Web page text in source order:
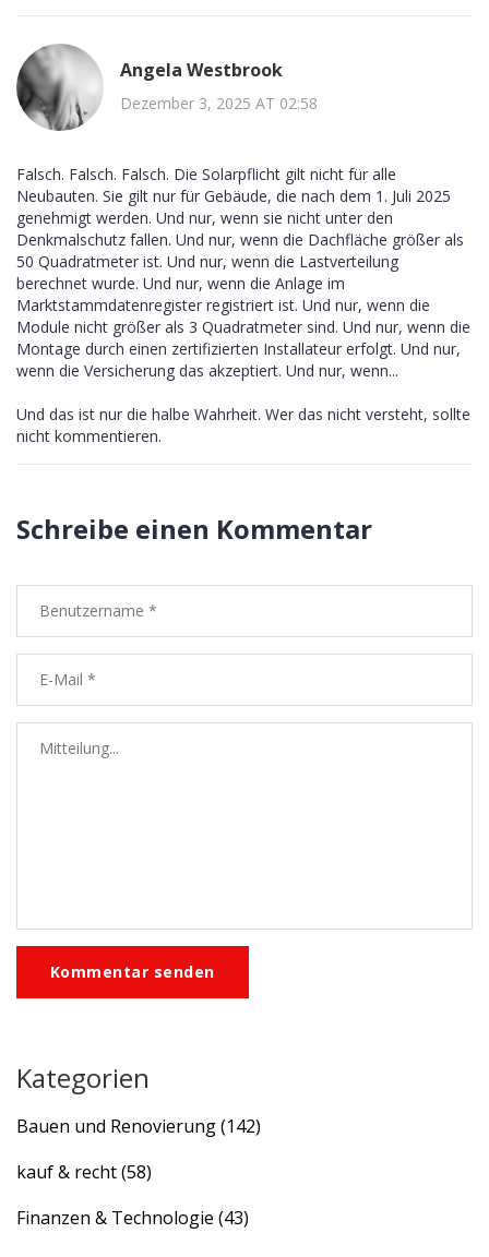
Angela Westbrook
Dezember 3, 2025 AT 02:58
Falsch. Falsch. Falsch. Die Solarpflicht gilt nicht für alle
Neubauten. Sie gilt nur für Gebäude, die nach dem 1. Juli 2025
genehmigt werden. Und nur, wenn sie nicht unter den
Denkmalschutz fallen. Und nur, wenn die Dachfläche größer als
50 Quadratmeter ist. Und nur, wenn die Lastverteilung
berechnet wurde. Und nur, wenn die Anlage im
Marktstammdatenregister registriert ist. Und nur, wenn die
Module nicht größer als 3 Quadratmeter sind. Und nur, wenn die
Montage durch einen zertifizierten Installateur erfolgt. Und nur,
wenn die Versicherung das akzeptiert. Und nur, wenn...
Und das ist nur die halbe Wahrheit. Wer das nicht versteht, sollte
nicht kommentieren.
Schreibe einen Kommentar
Kommentar senden
Kategorien
Bauen und Renovierung(142)
kauf & recht(58)
Finanzen & Technologie (43)